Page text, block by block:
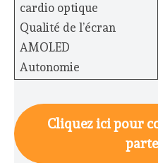
cardio optique
Qualité de l’écran
AMOLED
Autonomie
Cliquez ici pour